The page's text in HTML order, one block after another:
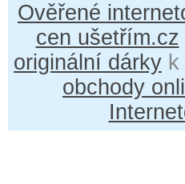
Ověřené
cen ušetřím.cz
originální dárky
obchody